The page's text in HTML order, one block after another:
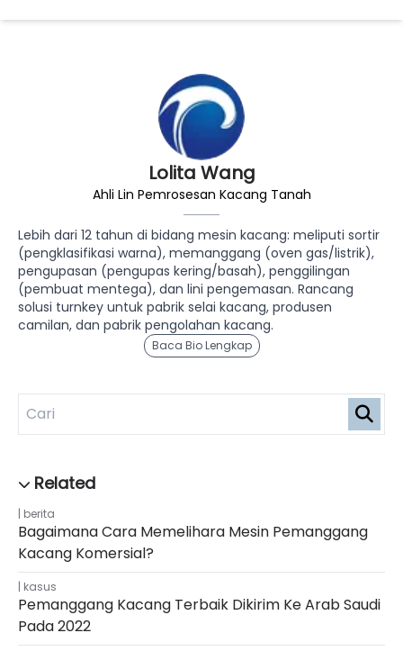
Lolita Wang
Ahli Lin Pemrosesan Kacang Tanah
Lebih dari 12 tahun di bidang mesin kacang: meliputi sortir
(pengklasifikasi warna), memanggang (oven gas/listrik),
pengupasan (pengupas kering/basah), penggilingan
(pembuat mentega), dan lini pengemasan. Rancang
solusi turnkey untuk pabrik selai kacang, produsen
camilan, dan pabrik pengolahan kacang.
Baca Bio Lengkap
berita
Bagaimana Cara Memelihara Mesin Pemanggang
Kacang Komersial?
kasus
Pemanggang Kacang Terbaik Dikirim Ke Arab Saudi
Pada 2022